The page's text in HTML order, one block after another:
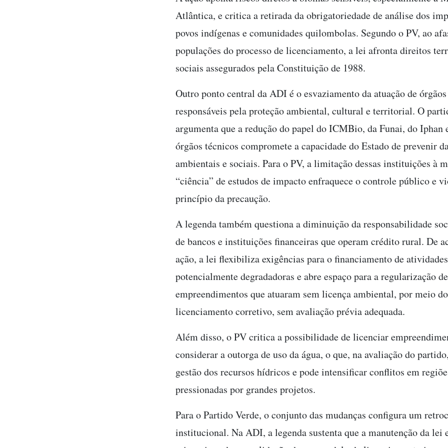
Atlântica, e critica a retirada da obrigatoriedade de análise dos
povos indígenas e comunidades quilombolas. Segundo o PV, ao
populações do processo de licenciamento, a lei afronta direitos
sociais assegurados pela Constituição de 1988.
Outro ponto central da ADI é o esvaziamento da atuação de
responsáveis pela proteção ambiental, cultural e territorial. O
argumenta que a redução do papel do ICMBio, da Funai, do Iphan
órgãos técnicos compromete a capacidade do Estado de prevenir
ambientais e sociais. Para o PV, a limitação dessas instituições à
“ciência” de estudos de impacto enfraquece o controle público e
princípio da precaução.
A legenda também questiona a diminuição da responsabilidade
de bancos e instituições financeiras que operam crédito rural. De
ação, a lei flexibiliza exigências para o financiamento de atividades
potencialmente degradadoras e abre espaço para a regularização de
empreendimentos que atuaram sem licença ambiental, por meio do
licenciamento corretivo, sem avaliação prévia adequada.
Além disso, o PV critica a possibilidade de licenciar
considerar a outorga de uso da água, o que, na avaliação do
gestão dos recursos hídricos e pode intensificar conflitos em
pressionadas por grandes projetos.
Para o Partido Verde, o conjunto das mudanças configura um
institucional. Na ADI, a legenda sustenta que a manutenção da lei